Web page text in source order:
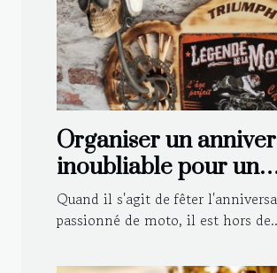
Organiser un
inoubliable pour un
motard : astuces et
déco
Quand il s'agit de fêter
passionné de moto, il est hors